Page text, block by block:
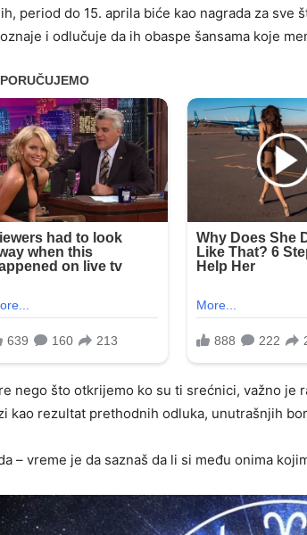
period do 15. aprila biće kao nagrada za sve
i odlučuje da ih obaspe šansama koje
nego što otkrijemo ko su ti srećnici, važno je
kao rezultat prethodnih odluka, unutrašnjih
– vreme je da saznaš da li si među onima